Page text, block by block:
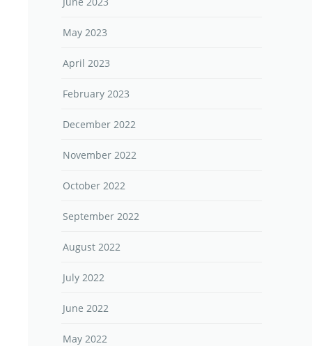
May 2023
April 2023
February 2023
December 2022
November 2022
October 2022
September 2022
August 2022
July 2022
June 2022
May 2022